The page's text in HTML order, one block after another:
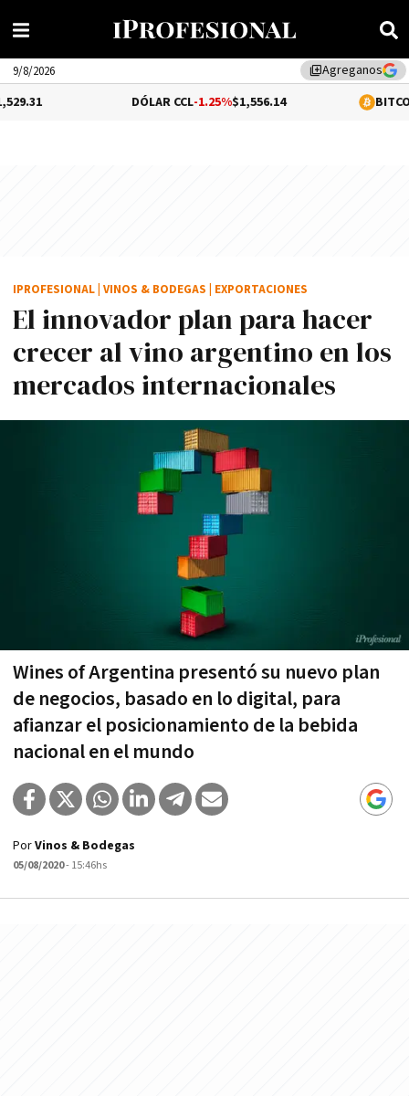
library_addAgreganos
9/8/2026
-1.25%$1,556.14 0.25%
El innovador plan para hacer
crecer al vino argentino en los
mercados internacionales
Wines of Argentina presentó su nuevo plan
de negocios, basado en lo digital, para
afianzar el posicionamiento de la bebida
nacional en el mundo
IPROFESIONAL VINOS & BODEGAS EXPORTACIONES
PorVinos & Bodegas
05/08/2020- 15:46hs